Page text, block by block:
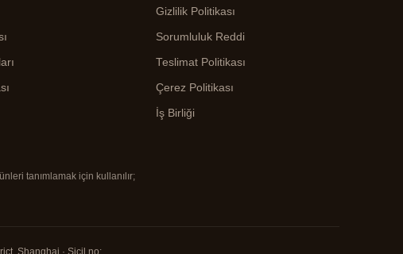
Gizlilik Politikası
Sorumluluk Reddi
Teslimat Politikası
Çerez Politikası
İş Birliği
tanımlamak için kullanılır;
Shanghai · Sicil no: